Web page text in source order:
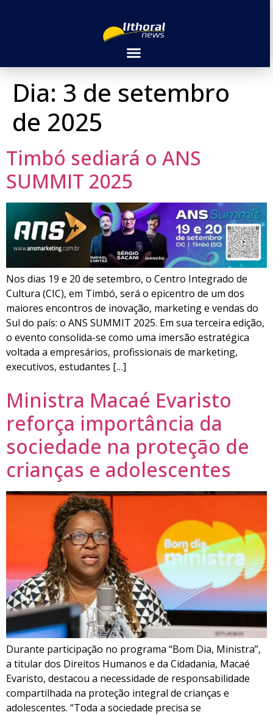
Dia: 3 de setembro
de 2025
Timbó sediará o ANS
SUMMIT 2025
Nos dias 19 e 20 de setembro, o Centro Integrado de
Cultura (CIC), em Timbó, será o epicentro de um dos
maiores encontros de inovação, marketing e vendas do
Sul do país: o ANS SUMMIT 2025. Em sua terceira edição,
o evento consolida-se como uma imersão estratégica
voltada a empresários, profissionais de marketing,
executivos, estudantes […]
Ministra Macaé Evaristo
reforça importância da
sociedade na proteção de
crianças e adolescentes
Durante participação no programa “Bom Dia, Ministra”,
a titular dos Direitos Humanos e da Cidadania, Macaé
Evaristo, destacou a necessidade de responsabilidade
compartilhada na proteção integral de crianças e
adolescentes. “Toda a sociedade precisa se